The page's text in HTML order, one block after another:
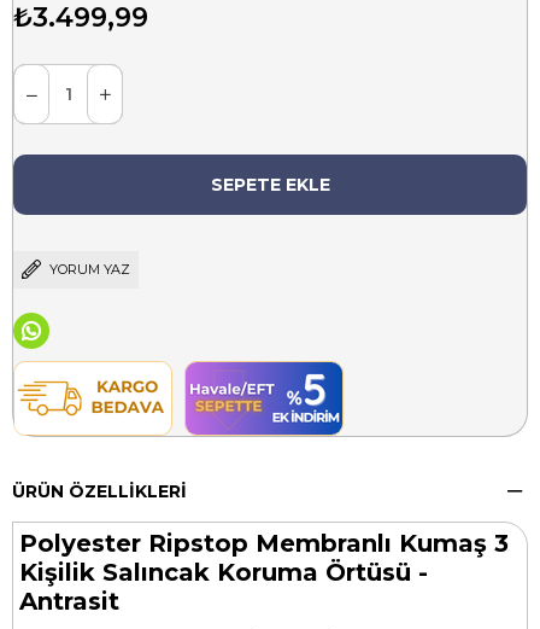
₺3.499,99
YORUM YAZ
ÜRÜN ÖZELLIKLERI
Polyester Ripstop Membranlı Kumaş 3
Kişilik Salıncak Koruma Örtüsü -
Antrasit